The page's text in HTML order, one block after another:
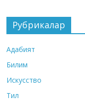
Рубрикалар
Адабият
Билим
Искусство
Тил